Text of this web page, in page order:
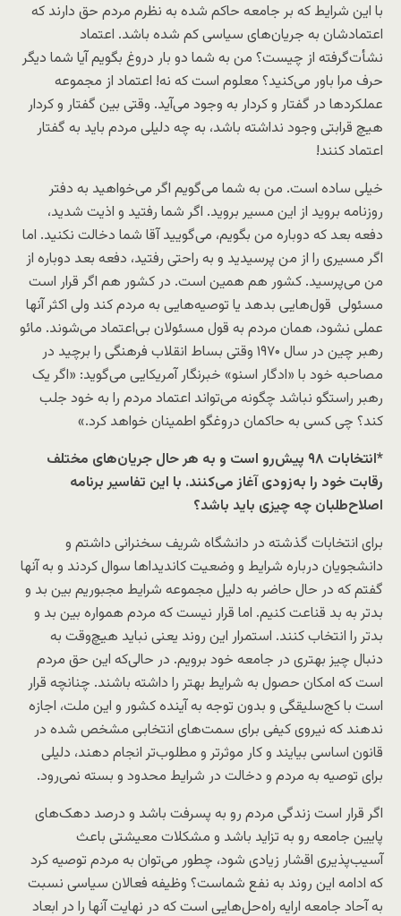
با این شرایط که بر جامعه حاکم شده به نظرم مردم حق دارند که
اعتمادشان به جریان‌های سیاسی کم شده باشد. اعتماد
نشأت‌گرفته از چیست؟ من به شما دو بار دروغ بگویم آیا شما دیگر
حرف مرا باور می‌کنید؟ معلوم است که نه! اعتماد از مجموعه
عملکردها در گفتار و کردار به وجود می‌آید. وقتی بین گفتار و کردار
هیچ قرابتی وجود نداشته باشد، به چه دلیلی مردم باید به گفتار
اعتماد کنند!
خیلی ساده است. من به شما می‌گویم اگر می‌خواهید به دفتر
روزنامه بروید از این مسیر بروید. اگر شما رفتید و اذیت شدید،
دفعه بعد که دوباره من بگویم، می‌گویید آقا شما دخالت نکنید. اما
اگر مسیری را از من پرسیدید و به راحتی رفتید، دفعه بعد دوباره از
من می‌پرسید. کشور هم همین است. در کشور هم اگر قرار است
مسئولی قول‌هایی بدهد یا توصیه‌هایی به مردم کند ولی اکثر آنها
عملی نشود، همان مردم به قول مسئولان بی‌اعتماد می‌شوند. مائو
رهبر چین در سال ۱۹۷۰ وقتی بساط انقلاب فرهنگی را برچید در
مصاحبه خود با «ادگار اسنو» خبرنگار آمریکایی می‌گوید: «اگر یک
رهبر راستگو نباشد چگونه می‌تواند اعتماد مردم را به خود جلب
کند؟ چی کسی به حاکمان دروغگو اطمینان خواهد کرد.»
*انتخابات ۹۸ پیش‌رو است و به هر حال جریان‌های مختلف
رقابت خود را به‌زودی آغاز می‌کنند. با این تفاسیر برنامه
اصلاح‌طلبان چه چیزی باید باشد؟
برای انتخابات گذشته در دانشگاه شریف سخنرانی داشتم و
دانشجویان درباره شرایط و وضعیت کاندیداها سوال کردند و به آنها
گفتم که در حال حاضر به دلیل مجموعه شرایط مجبوریم بین بد و
بدتر به بد قناعت کنیم. اما قرار نیست که مردم همواره بین بد و
بدتر را انتخاب کنند. استمرار این روند یعنی نباید هیچ‌وقت به
دنبال چیز بهتری در جامعه خود برویم. در حالی‌که این حق مردم
است که امکان حصول به شرایط بهتر را داشته باشند. چنانچه قرار
است با کج‌سلیقگی و بدون توجه به آینده کشور و این ملت، اجازه
ندهند که نیروی کیفی برای سمت‌های انتخابی مشخص شده در
قانون اساسی بیایند و کار موثرتر و مطلوب‌تر انجام دهند، دلیلی
برای توصیه به مردم و دخالت در شرایط محدود و بسته نمی‌رود.
اگر قرار است زندگی مردم رو به پسرفت باشد و درصد دهک‌های
پایین جامعه رو به تزاید باشد و مشکلات معیشتی باعث
آسیب‌پذیری اقشار زیادی شود، چطور می‌توان به مردم توصیه کرد
که ادامه این روند به نفع شماست؟ وظیفه فعالان سیاسی نسبت
به آحاد جامعه ارایه راه‌حل‌هایی است که در نهایت آنها را در ابعاد